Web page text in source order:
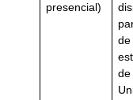
presencial)
de
de